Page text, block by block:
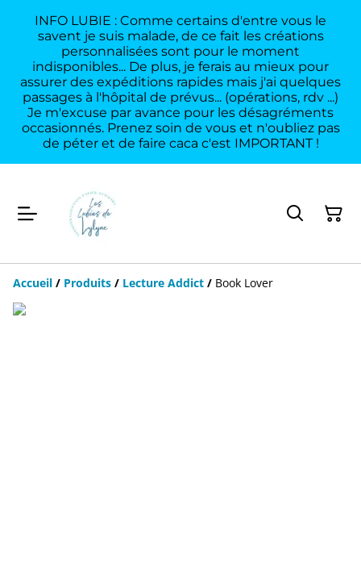
INFO LUBIE : Comme certains d'entre vous le
savent je suis malade, de ce fait les créations
personnalisées sont pour le moment
indisponibles... De plus, je ferais au mieux pour
assurer des expéditions rapides mais j'ai quelques
passages à l'hôpital de prévus... (opérations, rdv ...)
Je m'excuse par avance pour les désagréments
occasionnés. Prenez soin de vous et n'oubliez pas
de péter et de faire caca c'est IMPORTANT !
Accueil / Produits / Lecture Addict / Book Lover